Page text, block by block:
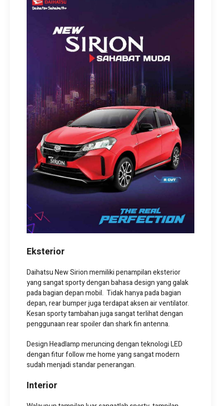
Eksterior
Daihatsu New Sirion memiliki penampilan eksterior
yang sangat sporty dengan bahasa design yang galak
pada bagian depan mobil. Tidak hanya pada bagian
depan, rear bumper juga terdapat aksen air ventilator.
Kesan sporty tambahan juga sangat terlihat dengan
penggunaan rear spoiler dan shark fin antenna.
Design Headlamp meruncing dengan teknologi LED
dengan fitur follow me home yang sangat modern
sudah menjadi standar penerangan.
Interior